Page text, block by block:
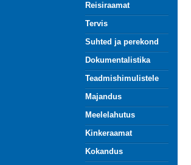
Reisiraamat
Tervis
Suhted ja perekond
Dokumentalistika
Teadmishimulistele
Majandus
Meelelahutus
Kinkeraamat
Kokandus